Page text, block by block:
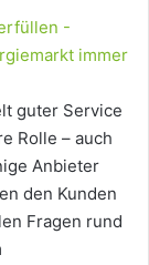
-
immer
guter Service
Rolle – auch
Anbieter
den Kunden
Fragen rund